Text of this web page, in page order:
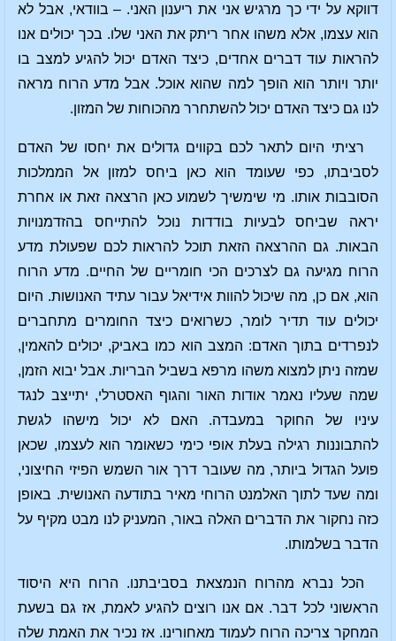
דווקא על ידי כך מרגיש אני את ריענון האני. – בוודאי, אבל לא
הוא עצמו, אלא משהו אחר ריתק את האני שלו. בכך יכולים אנו
להראות עוד דברים אחדים, כיצד האדם יכול להגיע למצב בו
יותר ויותר הוא הופך למה שהוא אוכל. אבל מדע הרוח מראה
לנו גם כיצד האדם יכול להשתחרר מהכוחות של המזון.
רציתי היום לתאר לכם בקווים גדולים את יחסו של האדם
לסביבתו, כפי שעומד הוא כאן ביחס למזון אל הממלכות
הסובבות אותו. מי שימשיך לשמוע כאן הרצאה זאת או אחרת
יראה שביחס לבעיות בודדות נוכל להתייחס בהזדמנויות
הבאות. גם ההרצאה הזאת תוכל להראות לכם שפעולת מדע
הרוח מגיעה גם לצרכים הכי חומריים של החיים. מדע הרוח
הוא, אם כן, מה שיכול להוות אידיאל עבור עתיד האנושות. היום
יכולים עוד תדיר לומר, כשרואים כיצד החומרים מתחברים
לנפרדים בתוך האדם: המצב הוא כמו באביק, יכולים להאמין,
שמזה ניתן למצוא משהו מרפא בשביל הבריות. אבל יבוא הזמן,
שמה שעליו נאמר אודות האור והגוף האסטרלי, יתייצב לנגד
עיניו של החוקר במעבדה. האם לא יכול מישהו לגשת
להתבוננות רגילה בעלת אופי כימי כשאומר הוא לעצמו, שכאן
פועל הגדול ביותר, מה שעובר דרך אור השמש הפיזי החיצוני,
ומה שעד לתוך האלמנט הרוחי מאיר בתודעה האנושית. באופן
כזה נחקור את הדברים האלה באור, המעניק לנו מבט מקיף על
הדבר בשלמותו.
הכל נברא מהרוח הנמצאת בסביבתנו. הרוח היא היסוד
הראשוני לכל דבר. אם אנו רוצים להגיע לאמת, אז גם בשעת
המחקר צריכה הרוח לעמוד מאחורינו. אז נכיר את האמת שלה